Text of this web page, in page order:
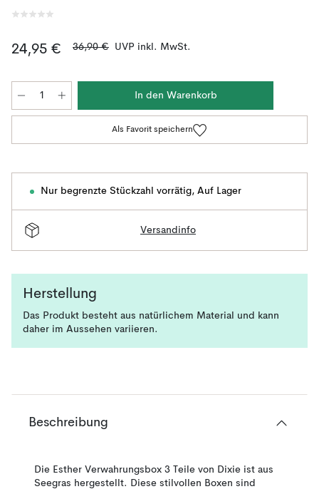
24,95 € 36,90 € UVP inkl. MwSt.
In den Warenkorb
Als Favorit speichern
Nur begrenzte Stückzahl vorrätig, Auf Lager
Versandinfo
Herstellung
Das Produkt besteht aus natürlichem Material und kann
daher im Aussehen variieren.
Beschreibung
Die Esther Verwahrungsbox 3 Teile von Dixie ist aus
Seegras hergestellt. Diese stilvollen Boxen sind